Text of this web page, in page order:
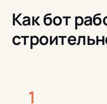
Как бот
1